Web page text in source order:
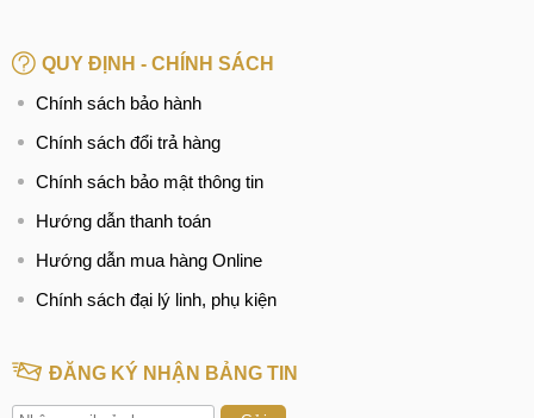
QUY ĐỊNH - CHÍNH SÁCH
Chính sách bảo hành
Chính sách đổi trả hàng
Chính sách bảo mật thông tin
Hướng dẫn thanh toán
Hướng dẫn mua hàng Online
Chính sách đại lý linh, phụ kiện
ĐĂNG KÝ NHẬN BẢNG TIN